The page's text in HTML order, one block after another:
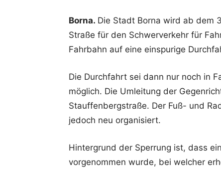
Borna. Die Stadt Borna wird ab dem
Straße für den Schwerverkehr für
Fahrbahn auf eine einspurige
Die Durchfahrt sei dann nur noch in
möglich. Die Umleitung der
Stauffenbergstraße. Der Fuß- und
jedoch neu organisiert.
Hintergrund der Sperrung ist, dass
vorgenommen wurde, bei welcher